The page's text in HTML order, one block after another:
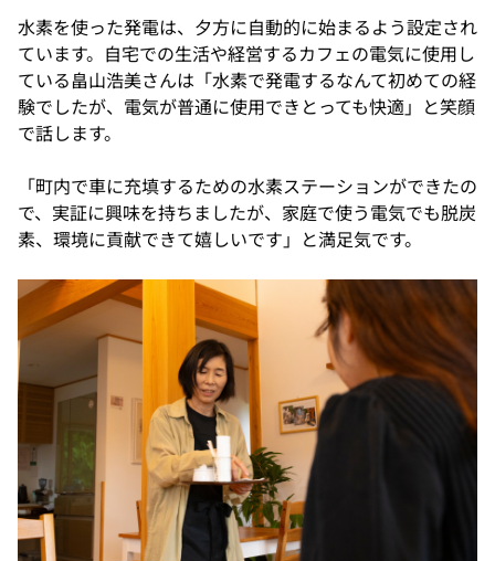
水素を使った発電は、夕方に自動的に始まるよう設定され
ています。自宅での生活や経営するカフェの電気に使用し
ている畠山浩美さんは「水素で発電するなんて初めての経
験でしたが、電気が普通に使用できとっても快適」と笑顔
で話します。
「町内で車に充填するための水素ステーションができたの
で、実証に興味を持ちましたが、家庭で使う電気でも脱炭
素、環境に貢献できて嬉しいです」と満足気です。